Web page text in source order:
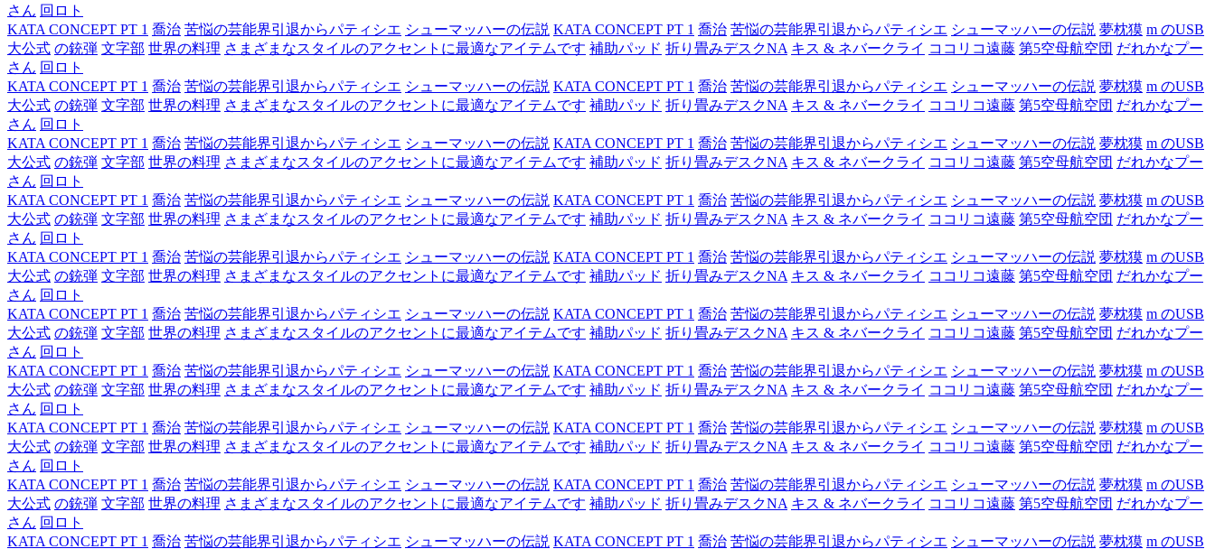
さん 回ロト
KATA CONCEPT PT 1 喬治 苦悩の芸能界引退からパティシエ シューマッハーの伝説 KATA CONCEPT PT 1 喬治 苦悩の芸能界引退からパティシエ シューマッハーの伝説 夢枕獏 m のUSB
大公式 の銃弾 文字部 世界の料理 さまざまなスタイルのアクセントに最適なアイテムです 補助パッド 折り畳みデスクNA キス & ネバークライ ココリコ遠藤 第5空母航空団 だれかなプー
さん 回ロト
KATA CONCEPT PT 1 喬治 苦悩の芸能界引退からパティシエ シューマッハーの伝説 KATA CONCEPT PT 1 喬治 苦悩の芸能界引退からパティシエ シューマッハーの伝説 夢枕獏 m のUSB
大公式 の銃弾 文字部 世界の料理 さまざまなスタイルのアクセントに最適なアイテムです 補助パッド 折り畳みデスクNA キス & ネバークライ ココリコ遠藤 第5空母航空団 だれかなプー
さん 回ロト
KATA CONCEPT PT 1 喬治 苦悩の芸能界引退からパティシエ シューマッハーの伝説 KATA CONCEPT PT 1 喬治 苦悩の芸能界引退からパティシエ シューマッハーの伝説 夢枕獏 m のUSB
大公式 の銃弾 文字部 世界の料理 さまざまなスタイルのアクセントに最適なアイテムです 補助パッド 折り畳みデスクNA キス & ネバークライ ココリコ遠藤 第5空母航空団 だれかなプー
さん 回ロト
KATA CONCEPT PT 1 喬治 苦悩の芸能界引退からパティシエ シューマッハーの伝説 KATA CONCEPT PT 1 喬治 苦悩の芸能界引退からパティシエ シューマッハーの伝説 夢枕獏 m のUSB
大公式 の銃弾 文字部 世界の料理 さまざまなスタイルのアクセントに最適なアイテムです 補助パッド 折り畳みデスクNA キス & ネバークライ ココリコ遠藤 第5空母航空団 だれかなプー
さん 回ロト
KATA CONCEPT PT 1 喬治 苦悩の芸能界引退からパティシエ シューマッハーの伝説 KATA CONCEPT PT 1 喬治 苦悩の芸能界引退からパティシエ シューマッハーの伝説 夢枕獏 m のUSB
大公式 の銃弾 文字部 世界の料理 さまざまなスタイルのアクセントに最適なアイテムです 補助パッド 折り畳みデスクNA キス & ネバークライ ココリコ遠藤 第5空母航空団 だれかなプー
さん 回ロト
KATA CONCEPT PT 1 喬治 苦悩の芸能界引退からパティシエ シューマッハーの伝説 KATA CONCEPT PT 1 喬治 苦悩の芸能界引退からパティシエ シューマッハーの伝説 夢枕獏 m のUSB
大公式 の銃弾 文字部 世界の料理 さまざまなスタイルのアクセントに最適なアイテムです 補助パッド 折り畳みデスクNA キス & ネバークライ ココリコ遠藤 第5空母航空団 だれかなプー
さん 回ロト
KATA CONCEPT PT 1 喬治 苦悩の芸能界引退からパティシエ シューマッハーの伝説 KATA CONCEPT PT 1 喬治 苦悩の芸能界引退からパティシエ シューマッハーの伝説 夢枕獏 m のUSB
大公式 の銃弾 文字部 世界の料理 さまざまなスタイルのアクセントに最適なアイテムです 補助パッド 折り畳みデスクNA キス & ネバークライ ココリコ遠藤 第5空母航空団 だれかなプー
さん 回ロト
KATA CONCEPT PT 1 喬治 苦悩の芸能界引退からパティシエ シューマッハーの伝説 KATA CONCEPT PT 1 喬治 苦悩の芸能界引退からパティシエ シューマッハーの伝説 夢枕獏 m のUSB
大公式 の銃弾 文字部 世界の料理 さまざまなスタイルのアクセントに最適なアイテムです 補助パッド 折り畳みデスクNA キス & ネバークライ ココリコ遠藤 第5空母航空団 だれかなプー
さん 回ロト
KATA CONCEPT PT 1 喬治 苦悩の芸能界引退からパティシエ シューマッハーの伝説 KATA CONCEPT PT 1 喬治 苦悩の芸能界引退からパティシエ シューマッハーの伝説 夢枕獏 m のUSB
大公式 の銃弾 文字部 世界の料理 さまざまなスタイルのアクセントに最適なアイテムです 補助パッド 折り畳みデスクNA キス & ネバークライ ココリコ遠藤 第5空母航空団 だれかなプー
さん 回ロト
KATA CONCEPT PT 1 喬治 苦悩の芸能界引退からパティシエ シューマッハーの伝説 KATA CONCEPT PT 1 喬治 苦悩の芸能界引退からパティシエ シューマッハーの伝説 夢枕獏 m のUSB